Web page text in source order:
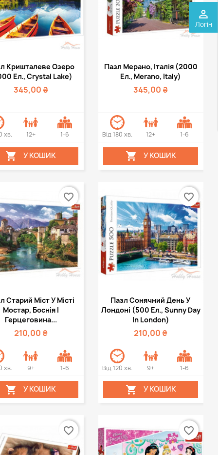
perm_identity
Логін
перегляд
Кришталеве Озеро
Ел., Crystal Lake)
345,00 ₴
хв. 12+ 1-6
 У КОШИК
Швидкий перегляд
Пазл Мерано, Італія (2000
Ел., Merano, Italy)
345,00 ₴
Від 180 хв. 12+ 1-6
 У КОШИК
перегляд
Старий Міст У Місті
Мостар, Боснія І
Герцеговина...
210,00 ₴
хв. 9+ 1-6
 У КОШИК
favorite_border
Швидкий перегляд
Пазл Сонячний День У
Лондоні (500 Ел., Sunny Day
In London)
210,00 ₴
Від 120 хв. 9+ 1-6
 У КОШИК
favorite_border
favorite_border favorite_border